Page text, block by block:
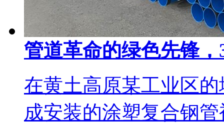
管道革命的绿色先锋
在黄土高原某工业区
成安装的涂塑复合钢